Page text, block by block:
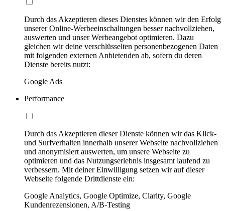
Durch das Akzeptieren dieses Dienstes können wir den Erfolg
unserer Online-Werbeeinschaltungen besser nachvollziehen,
auswerten und unser Werbeangebot optimieren. Dazu
gleichen wir deine verschlüsselten personenbezogenen Daten
mit folgenden externen Anbietenden ab, sofern du deren
Dienste bereits nutzt:
Google Ads
Performance
Durch das Akzeptieren dieser Dienste können wir das Klick-
und Surfverhalten innerhalb unserer Webseite nachvollziehen
und anonymisiert auswerten, um unsere Webseite zu
optimieren und das Nutzungserlebnis insgesamt laufend zu
verbessern. Mit deiner Einwilligung setzen wir auf dieser
Webseite folgende Drittdienste ein:
Google Analytics, Google Optimize, Clarity, Google
Kundenrezensionen, A/B-Testing